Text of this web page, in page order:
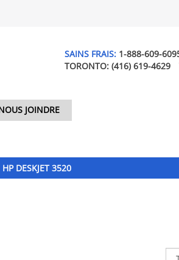
SAINS FRAIS: 1-888-609-
TORONTO: (416) 619-4629
JOINDRE
HP DESKJET 3520